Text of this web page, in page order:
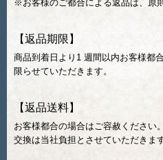
※お客様のご都合による返品は、原
【返品期限】
商品到着日より1 週間以内お客様都
限らせていただきます。
【返品送料】
お客様都合の場合はご容赦ください
交換は当社負担とさせていただきます